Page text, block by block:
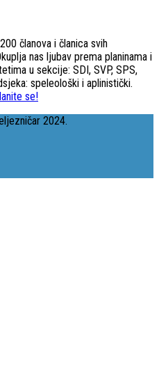
članova i članica svih
nas ljubav prema planinama i
u sekcije: SDI, SVP, SPS,
speleološki i aplinistički.
se!
2024.